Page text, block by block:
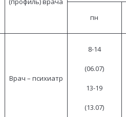
пн
Врач – психиатр
8-14
(06.07)
13-19
(13.07)